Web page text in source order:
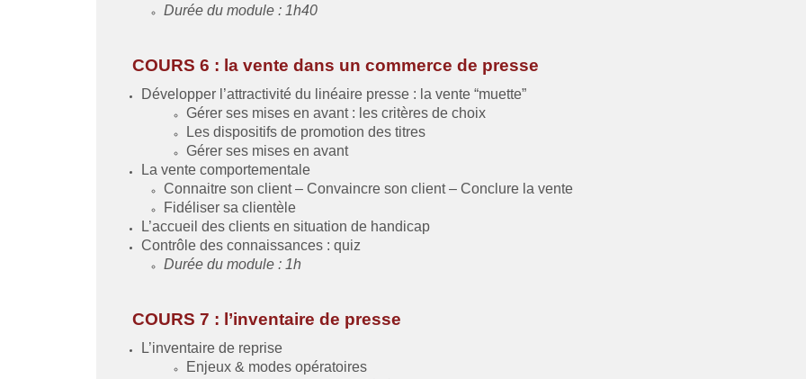
Durée du module : 1h40
COURS 6 : la vente dans un commerce de presse
Développer l’attractivité du linéaire presse : la vente “muette”
Gérer ses mises en avant : les critères de choix
Les dispositifs de promotion des titres
Gérer ses mises en avant
La vente comportementale
Connaitre son client – Convaincre son client – Conclure la vente
Fidéliser sa clientèle
L’accueil des clients en situation de handicap
Contrôle des connaissances : quiz
Durée du module : 1h
COURS 7 : l’inventaire de presse
L’inventaire de reprise
Enjeux & modes opératoires